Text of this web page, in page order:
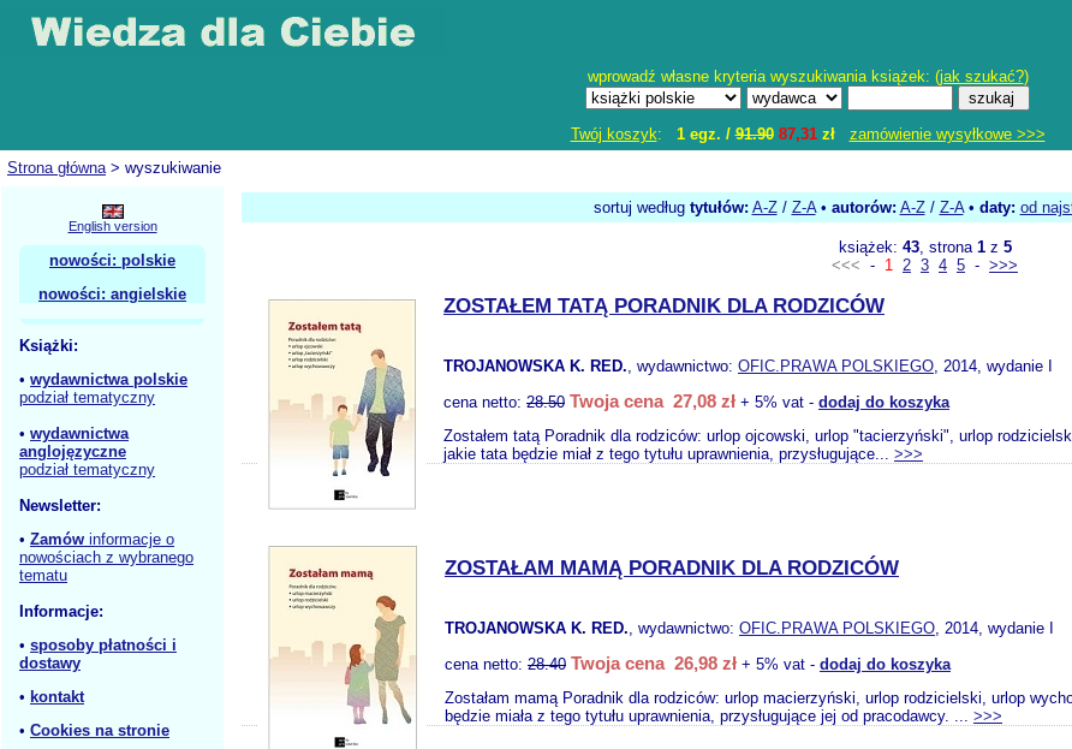
wprowadź własne kryteria wyszukiwania książek: (jak szukać?)
Twój koszyk: 1 egz. /91.90 87,31zł
zamówienie wysyłkowe >>>
Strona główna> wyszukiwanie
English version
nowości: polskie
nowości: angielskie
Książki:
• wydawnictwa polskie
podział tematyczny
• wydawnictwa
anglojęzyczne
podział tematyczny
Newsletter:
• Zamów informacje o
nowościach z wybranego
tematu
Informacje:
• sposoby płatności i
dostawy
• kontakt
• Cookies na stronie
sortuj według tytułów: A-Z/ Z-A• autorów: A-Z/ Z-A• daty: od
książek: 43, strona 1z 5
<<< - 1 2 3 4 5 - >>>
ZOSTAŁEM TATĄ PORADNIK DLA RODZICÓW
TROJANOWSKA K. RED., wydawnictwo: OFIC.PRAWA POLSKIEGO, 2014, wydanie I
cena netto: 28.50 Twoja cena 27,08 zł + 5% vat - dodaj do koszyka
Zostałem tatą Poradnik dla rodziców: urlop ojcowski, urlop "tacierzyński", urlop
jakie tata będzie miał z tego tytułu uprawnienia, przysługujące... >>>
ZOSTAŁAM MAMĄ PORADNIK DLA RODZICÓW
TROJANOWSKA K. RED., wydawnictwo: OFIC.PRAWA POLSKIEGO, 2014, wydanie I
cena netto: 28.40 Twoja cena 26,98 zł + 5% vat - dodaj do koszyka
Zostałam mamą Poradnik dla rodziców: urlop macierzyński, urlop rodzicielski, urlop
będzie miała z tego tytułu uprawnienia, przysługujące jej od pracodawcy. ... >>>